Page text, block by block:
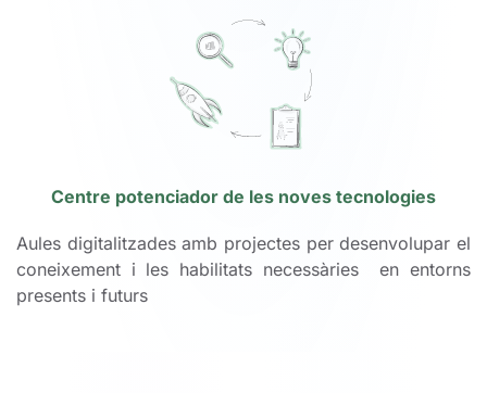
Centre potenciador de les noves tecnologies
Aules digitalitzades amb projectes per desenvolupar el
coneixement i les habilitats necessàries en entorns
presents i futurs